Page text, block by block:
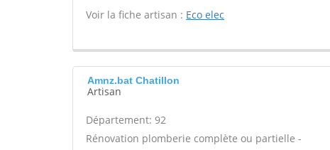
Voir la fiche artisan : Eco elec
Amnz.bat Chatillon
Artisan
Département: 92
Rénovation plomberie complète ou partielle -